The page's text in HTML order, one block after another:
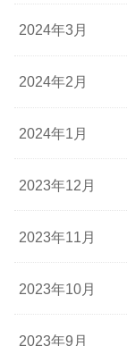
2024年3月
2024年2月
2024年1月
2023年12月
2023年11月
2023年10月
2023年9月